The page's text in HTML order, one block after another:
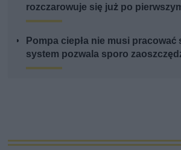
rozczarowuje się już po
Pompa ciepła nie musi pracować
system pozwala sporo